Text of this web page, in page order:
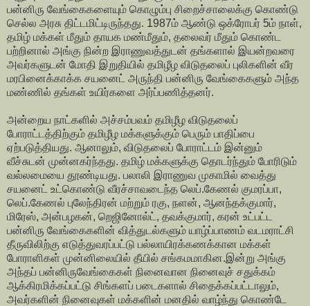
பன்னிரு வேங்கைகளையும் கொழும்பு சிறைச்சாலைக்கு கொண்டு
செல்ல அரசு திட்டமிட்டிருந்தது. 1987ம் ஆண்டு ஒக்ரோபர் 5ம் நாள்,
தமிழ் மக்கள் மீதும் தாயக மண்மீதும், தலைவர் மீதும் கொண்ட
பற்றினால் அங்கு நின்ற இராணுவத்துடன் தங்களால் இயன்றவரை
அவர்களுடன் மோதி இறுதியில் தமிழீழ விடுதலைப் புலிகளின் வீர
மரபினைக்காக்க சயனைட் அருந்தி பன்னிரு வேங்கைகளும் அந்த
மண்ணில் தங்கள் உயிர்களை அர்ப்பணித்தனர்.
அன்றைய நாட்களில் அச்சம்பவம் தமிழீழ விடுதலைப்
போராட்டத்திற்கும் தமிழீழ மக்களுக்கும் பெரும் பாதிப்பை
ஏற்படுத்தியது. ஆனாலும், விடுதலைப் போராட்டம் இன்னும்
வீச்சுடன் முன்னகர்ந்தது. தமிழ் மக்களுக்கு தொடர்ந்தும் போரிடும்
வல்லமையை தூண்டியது. பலாலி இராணுவ முகாமில் வைத்து
சயனைட் உட்கொண்டு வீரச்சாவடைந்த லெப்.கேணல் குமரப்பா,
லெப்.கேணல் புலேந்திரன் மற்றும் ரகு, நளன், ஆனந்தக்குமார்,
மிரேஸ், அன்பழகன், றெஜினோல்ட், தவக்குமார், கரன் உட்பட்ட
பன்னிரு வேங்கைகளின் வித்துடல்களும் யாழ்ப்பாணம் வடமராட்சி
தீருவிலிற்கு எடுத்துவரப்பட்டு பல்லாயிரக்கணக்கான மக்கள்
போராளிகள் முன்னிலையில் தீயில் சங்கமமாகின.இன்று அங்கு
அந்தப் பன்னிருவேங்கைகள் நினைவான நினைவுச் சதுக்கம்
ஆக்கிரமிக்கப்பட்டு சிங்களப் படைகளால் சிதைக்கப்பட்டாலும்,
அவர்களின் நினைவுகள் மக்களின் மனதில் வாழ்ந்து கொண்டே